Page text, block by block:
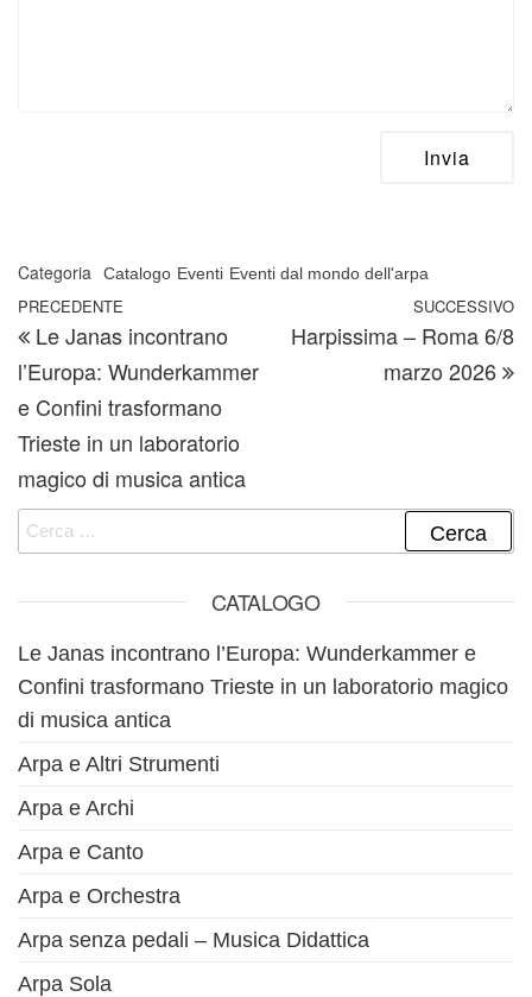
Categoria Catalogo Eventi Eventi dal mondo dell'arpa
Navigazione articoli
Articolo precedente
PRECEDENTE
Le Janas incontrano
l’Europa: Wunderkammer
e Confini trasformano
Trieste in un laboratorio
magico di musica antica
SUCCESSIVO
Harpissima – Roma 6/8
marzo 2026
Ricerca per:
CATALOGO
Le Janas incontrano l’Europa: Wunderkammer e
Confini trasformano Trieste in un laboratorio magico
di musica antica
Arpa e Altri Strumenti
Arpa e Archi
Arpa e Canto
Arpa e Orchestra
Arpa senza pedali – Musica Didattica
Arpa Sola